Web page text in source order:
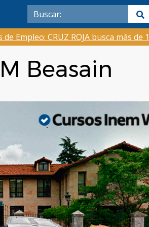
Empleo: CRUZ ROJA busca más de
Beasain